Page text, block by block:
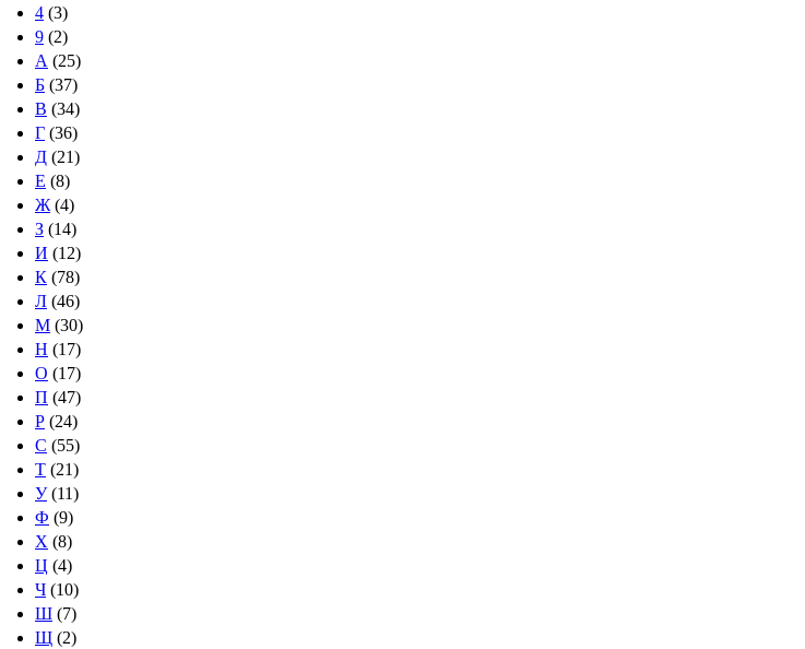
4 (3)
9 (2)
А (25)
Б (37)
В (34)
Г (36)
Д (21)
Е (8)
Ж (4)
З (14)
И (12)
К (78)
Л (46)
М (30)
Н (17)
О (17)
П (47)
Р (24)
С (55)
Т (21)
У(11)
Ф (9)
Х (8)
Ц (4)
Ч (10)
Ш (7)
Щ (2)